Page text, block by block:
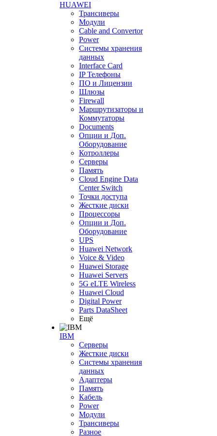
HUAWEI
Трансиверы
Модули
Cable and Convertor
Power
Системы хранения
данных
Interface Card
IP Телефоны
ПО и Лицензии
Шлюзы
Firewall
Маршрутизаторы и
Коммутаторы
Documents
Опции и Доп.
Оборудование
Котроллеры
Серверы
Память
Cloud Engine Data
Center Switch
Точки доступа
Жесткие диски
Процессоры
Опции и Доп.
Оборудование
UPS
Huawei Network
Voice & Video
Huawei Storage
Huawei Servers
5G eLTE Wireless
Huawei Cloud
Digital Power
Parts DataSheet
Ещё
IBM
Серверы
Жесткие диски
Системы хранения
данных
Адаптеры
Память
Кабель
Power
Модули
Трансиверы
Разное